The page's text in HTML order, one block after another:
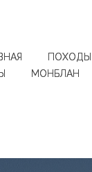
ПОХОДЫ
МОНБЛАН